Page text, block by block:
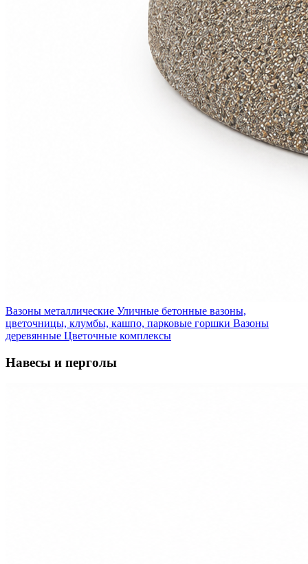
Вазоны металлические Уличные бетонные вазоны,
цветочницы, клумбы, кашпо, парковые горшки Вазоны
деревянные Цветочные комплексы
Навесы и перголы